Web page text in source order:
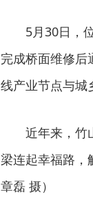
5月30日，
完成桥面维修后
线产业节点与城
近年来，竹
梁连起幸福路，
章磊 摄）